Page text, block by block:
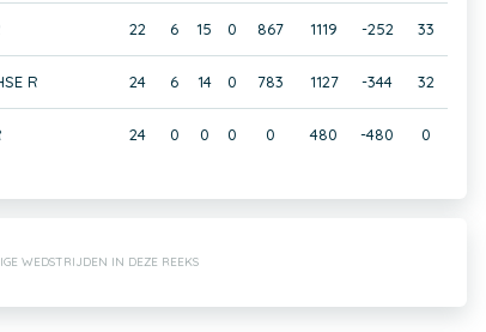
22 6 15 0 867 1119 -252 33
R 24 6 14 0 783 1127 -344 32
24 0 0 0 0 480 -480 0
WEDSTRIJDEN IN DEZE REEKS